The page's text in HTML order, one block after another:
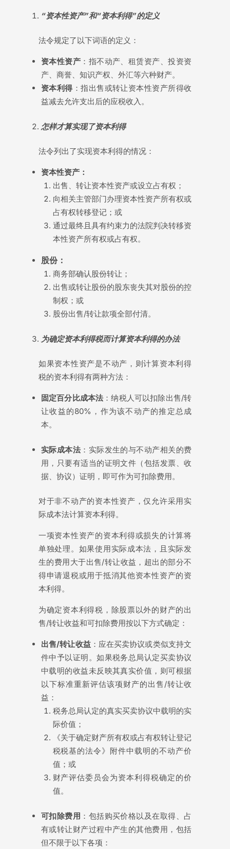
“资本性资产”和“资本利得”的定义
法令规定了以下词语的定义：
资本性资产 ：指不动产、租赁资产、投资资
产、商誉、知识产权、外汇等六种财产。
资本利得 ：指出售或转让资本性资产所得收
益减去允许支出后的应税收入。
怎样才算实现了资本利得
法令列出了实现资本利得的情况：
资本性资产：
出售、转让资本性资产或设立占有权；
向相关主管部门办理资本性资产所有权或
占有权转移登记；或
通过最终且具有约束力的法院判决转移资
本性资产所有权或占有权。
股份：
商务部确认股份转让；
出售或转让股份的股东丧失其对股份的控
制权；或
股份出售/转让款项全部付清。
为确定资本利得税而计算资本利得的办法
如果资本性资产是不动产，则计算资本利得
税的资本利得有两种方法：
固定百分比成本法 ：纳税人可以扣除出售/转
让收益的80%，作为该不动产的推定总成
本。
实际成本法 ：实际发生的与不动产相关的费
用，只要有适当的证明文件（包括发票、收
据、协议）证明，即可作为可扣除费用。
对于非不动产的资本性资产，仅允许采用实
际成本法计算资本利得。
一项资本性资产的资本利得或损失的计算将
单独处理。如果使用实际成本法，且实际发
生的费用大于出售/转让收益，超出的部分不
得申请退税或用于抵消其他资本性资产的资
本利得。
为确定资本利得税，除股票以外的财产的出
售/转让收益和可扣除费用按以下方式确定：
出售/转让收益：应在买卖协议或类似支持文
件中予以证明。如果税务总局认定买卖协议
中载明的收益未反映其真实价值，则可根据
以下标准重新评估该项财产的出售/转让收
益：
税务总局认定的真实买卖协议中载明的实
际价值；
《关于确定财产所有权或占有权转让登记
税税基的法令》附件中载明的不动产价
值；或
财产评估委员会为资本利得税确定的价
值。
可扣除费用 ：包括购买价格以及在取得、占
有或转让财产过程中产生的其他费用，包括
但不限于以下各项：